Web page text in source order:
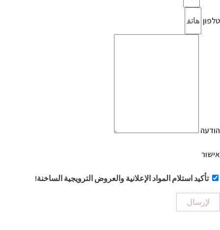
טלפון
הודעה
אישור
تأكيد استلام المواد الإعلانية والعروض الترويجية الساخنة!
لإرسال